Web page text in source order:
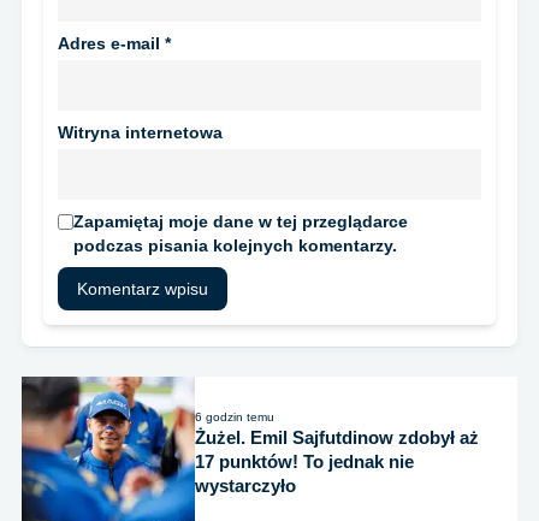
Adres e-mail *
Witryna internetowa
Zapamiętaj moje dane w tej przeglądarce
podczas pisania kolejnych komentarzy.
6 godzin temu
Żużel. Emil Sajfutdinow zdobył aż
17 punktów! To jednak nie
wystarczyło